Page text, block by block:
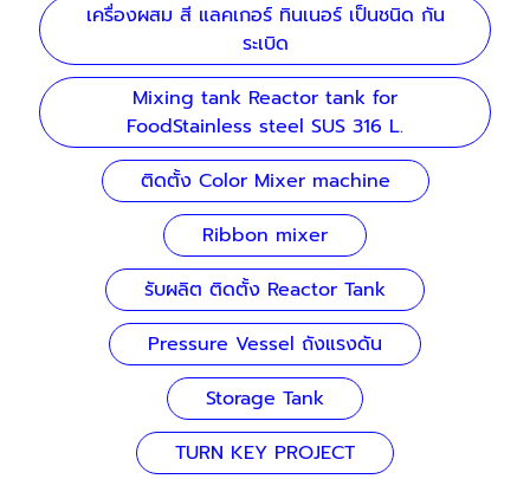
เครื่องผสม สี แลคเกอร์ ทินเนอร์ เป็นชนิด กัน
ระเบิด
Mixing tank Reactor tank for
FoodStainless steel SUS 316 L.
ติดตั้ง Color Mixer machine
Ribbon mixer
รับผลิต ติดตั้ง Reactor Tank
Pressure Vessel ถังแรงดัน
Storage Tank
TURN KEY PROJECT